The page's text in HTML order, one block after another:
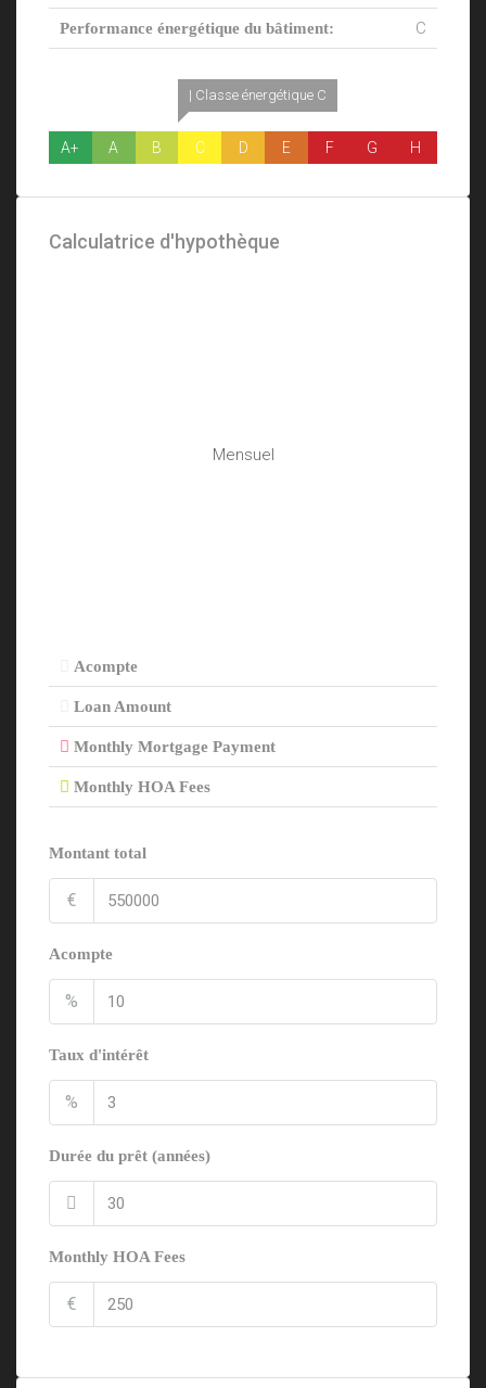
Performance énergétique du bâtiment: C
A+ A B
| Classe énergétique C
C D E F G H
Calculatrice d'hypothèque
Mensuel
Acompte
Loan Amount
Monthly Mortgage Payment
Monthly HOA Fees
Montant total
€
Acompte
%
Taux d'intérêt
%
Durée du prêt (années)
Monthly HOA Fees
€